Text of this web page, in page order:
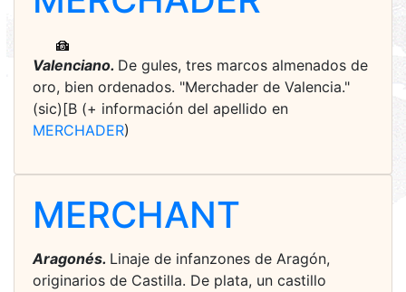
Valenciano. De gules, tres marcos almenados de
oro, bien ordenados. "Merchader de Valencia."
(sic)[B (+ información del apellido en
MERCHADER)
MERCHANT
Aragonés. Linaje de infanzones de Aragón,
originarios de Castilla. De plata, un castillo